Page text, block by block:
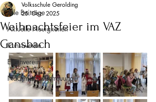
Alle Beiträge
Aktuelle Neuigkeiten
Kunstwerke
Elternverein
Nachmittagsbetreuung
Weihnachtsfeier im VAZ
Gansbach
Volksschule Gerolding
25. Dez. 2025